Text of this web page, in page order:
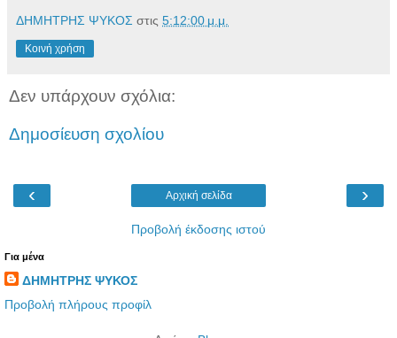
ΔΗΜΗΤΡΗΣ ΨΥΚΟΣ στις 5:12:00 μ.μ.
Κοινή χρήση
Δεν υπάρχουν σχόλια:
Δημοσίευση σχολίου
‹ ›
Αρχική σελίδα
Προβολή έκδοσης ιστού
Για μένα
ΔΗΜΗΤΡΗΣ ΨΥΚΟΣ
Προβολή πλήρους προφίλ